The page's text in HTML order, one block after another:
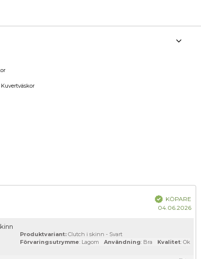
Bekräftad
KÖPARE
04.06.2026
Produktvariant: Clutch i skinn - Svart
Förvaringsutrymme: Lagom Användning: Bra Kvalitet: Ok